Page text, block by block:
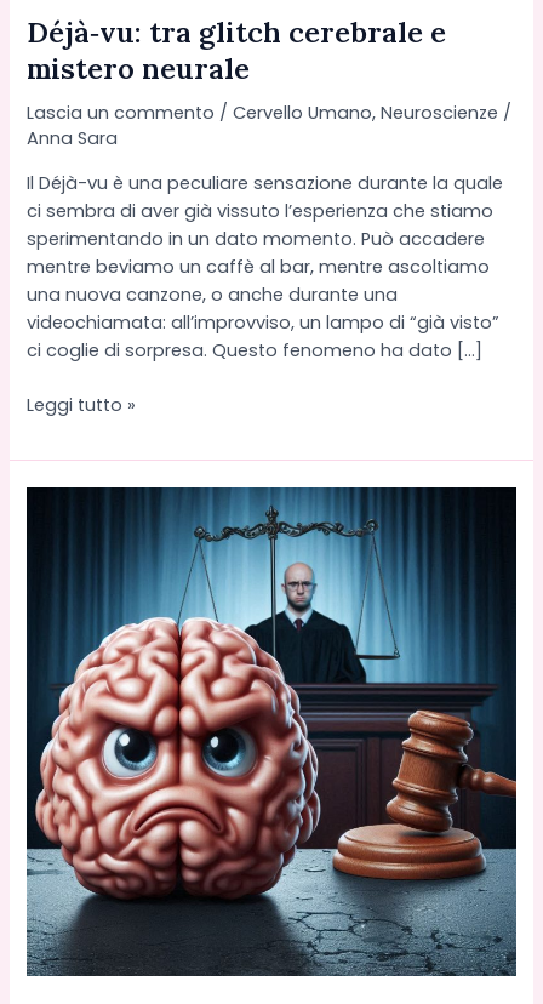
Déjà‑vu: tra glitch cerebrale e
mistero neurale
Lascia un commento /Cervello Umano,Neuroscienze /
Anna Sara
Il Déjà-vu è una peculiare sensazione durante la quale
ci sembra di aver già vissuto l’esperienza che stiamo
sperimentando in un dato momento. Può accadere
mentre beviamo un caffè al bar, mentre ascoltiamo
una nuova canzone, o anche durante una
videochiamata: all’improvviso, un lampo di “già visto”
ci coglie di sorpresa. Questo fenomeno ha dato […]
Déjà‑vu:
glitch
cerebrale
Leggi tutto »